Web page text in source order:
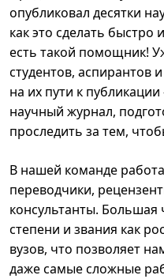
опубликовал десятки
как это сделать быстро
есть такой помощник!
студентов, аспирантов
на их пути к
научный журнал,
проследить за тем,
В нашей команде
переводчики,
консультанты. Большая
степени и звания как
вузов, что позволяет
даже самые сложные